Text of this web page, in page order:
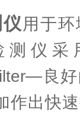
用于
仪采
良
作出快